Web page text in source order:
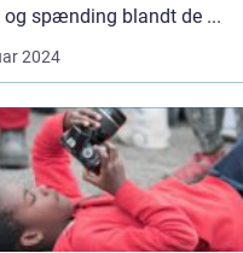
spænding blandt de ...
2024